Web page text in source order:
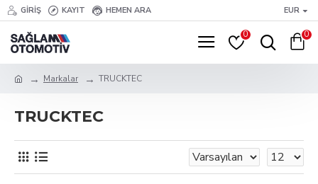
GIRIŞ KAYIT HEMEN ARA EUR
0 0
Markalar TRUCKTEC
TRUCKTEC